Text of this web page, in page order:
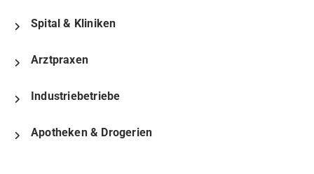
Spital & Kliniken
Arztpraxen
Industriebetriebe
Apotheken & Drogerien